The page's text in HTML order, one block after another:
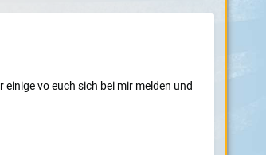
vo euch sich bei mir melden und